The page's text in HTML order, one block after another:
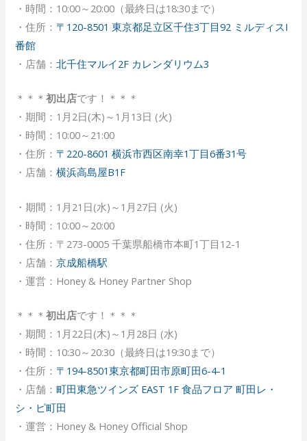
・時間：10:00～20:00（最終日は18:30まで）
・住所： 〒120-8501 東京都足立区千住3丁目92 ミルディスI
番館
・店舗：北千住マルイ2F カレンダリウム3
＊＊＊初出店です！＊＊＊
・期間：1月2日(木)～1月13日 (火)
・時間：10:00～21:00
・住所： 〒220-8601 横浜市西区南幸1丁目6番31号
・店舗：横浜高島屋B1F
・期間：1月21日(水)～1月27日 (火)
・時間：10:00～20:00
・住所：〒273-0005 千葉県船橋市本町1丁目12-1
・店舗：京成船橋駅
・運営：Honey & Honey Partner Shop
＊＊＊初出店です！＊＊＊
・期間：1月22日(木)～1月28日 (水)
・時間：10:30～20:30（最終日は19:30まで）
・住所： 〒194-8501東京都町田市原町田6-4-1
・店舗：町田東急ツインズ EAST 1F 食品フロア 町田レ・
シ・ピ町田
・運営：Honey & Honey Official Shop